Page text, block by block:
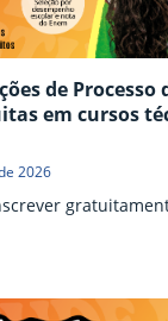
de Processo
em cursos
2026